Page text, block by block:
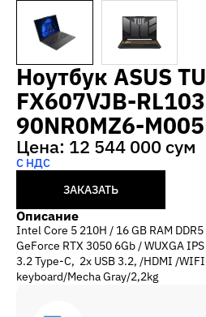
Ноутбук ASUS
FX607VJB-
90NR0MZ6-
Цена: 12 544 000 сум
С НДС
ЗАКАЗАТЬ
Описание
Intel Core 5 210H / 16 GB RAM
GeForce RTX 3050 6Gb / WUXGA
3.2 Type-C, 2x USB 3.2, /HDMI /
keyboard/Mecha Gray/2,2kg